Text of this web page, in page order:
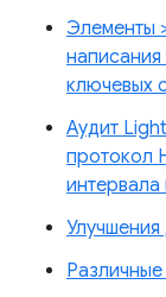
Элементы
ключевых
Аудит
протокол
интервала
Улучшения